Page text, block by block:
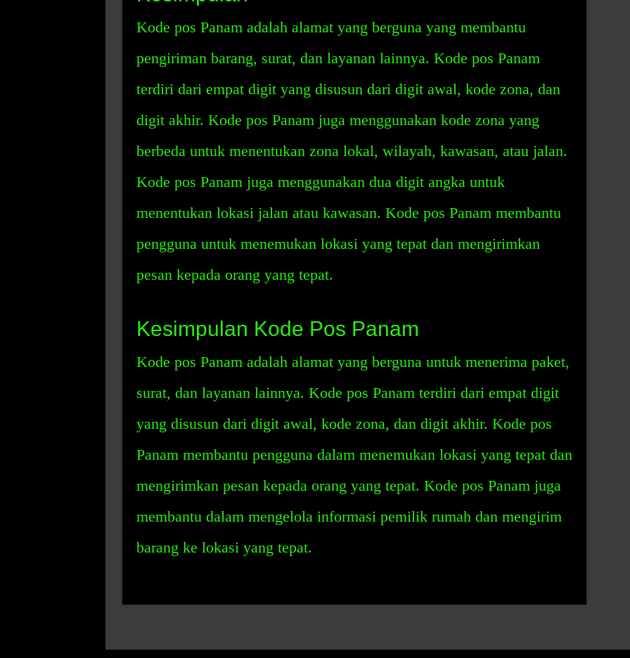
Kode pos Panam adalah alamat yang berguna yang membantu
pengiriman barang, surat, dan layanan lainnya. Kode pos Panam
terdiri dari empat digit yang disusun dari digit awal, kode zona, dan
digit akhir. Kode pos Panam juga menggunakan kode zona yang
berbeda untuk menentukan zona lokal, wilayah, kawasan, atau jalan.
Kode pos Panam juga menggunakan dua digit angka untuk
menentukan lokasi jalan atau kawasan. Kode pos Panam membantu
pengguna untuk menemukan lokasi yang tepat dan mengirimkan
pesan kepada orang yang tepat.
Kesimpulan Kode Pos Panam
Kode pos Panam adalah alamat yang berguna untuk menerima paket,
surat, dan layanan lainnya. Kode pos Panam terdiri dari empat digit
yang disusun dari digit awal, kode zona, dan digit akhir. Kode pos
Panam membantu pengguna dalam menemukan lokasi yang tepat dan
mengirimkan pesan kepada orang yang tepat. Kode pos Panam juga
membantu dalam mengelola informasi pemilik rumah dan mengirim
barang ke lokasi yang tepat.